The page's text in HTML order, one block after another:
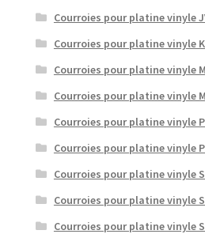
Courroies pour platine vinyle
Courroies pour platine vinyle
Courroies pour platine vinyle
Courroies pour platine vinyle
Courroies pour platine vinyle
Courroies pour platine vinyle
Courroies pour platine vinyle
Courroies pour platine vinyle
Courroies pour platine vinyle